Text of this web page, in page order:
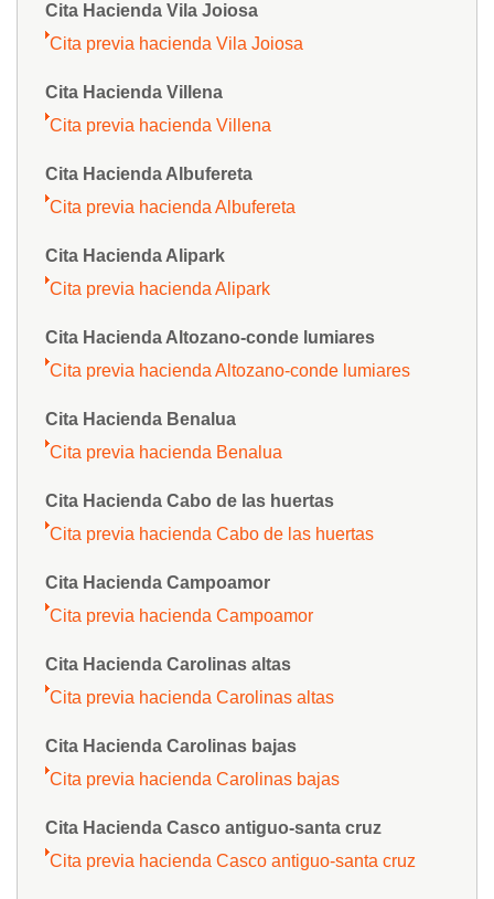
Cita Hacienda Vila Joiosa
Cita previa hacienda Vila Joiosa
Cita Hacienda Villena
Cita previa hacienda Villena
Cita Hacienda Albufereta
Cita previa hacienda Albufereta
Cita Hacienda Alipark
Cita previa hacienda Alipark
Cita Hacienda Altozano-conde lumiares
Cita previa hacienda Altozano-conde lumiares
Cita Hacienda Benalua
Cita previa hacienda Benalua
Cita Hacienda Cabo de las huertas
Cita previa hacienda Cabo de las huertas
Cita Hacienda Campoamor
Cita previa hacienda Campoamor
Cita Hacienda Carolinas altas
Cita previa hacienda Carolinas altas
Cita Hacienda Carolinas bajas
Cita previa hacienda Carolinas bajas
Cita Hacienda Casco antiguo-santa cruz
Cita previa hacienda Casco antiguo-santa cruz